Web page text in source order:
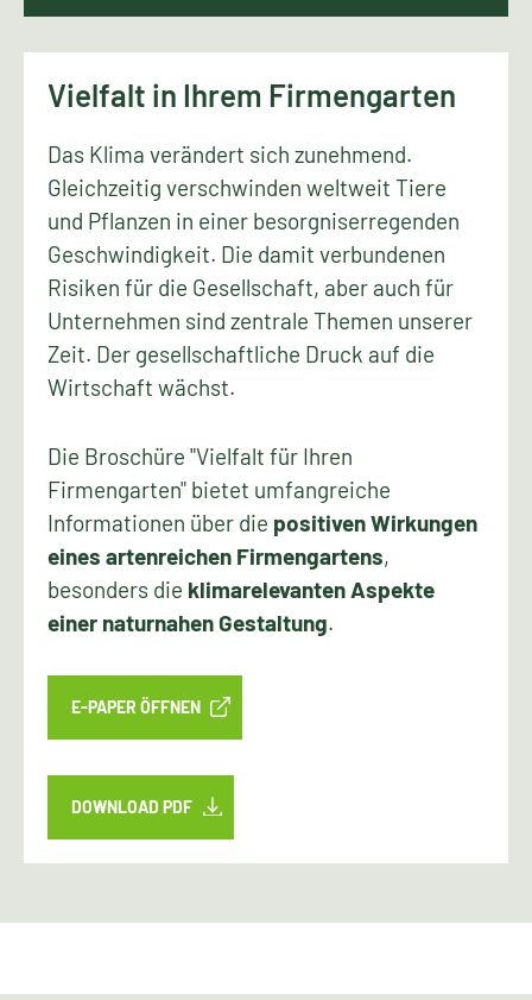
Vielfalt in Ihrem Firmengarten
Das Klima verändert sich zunehmend.
Gleichzeitig verschwinden weltweit Tiere
und Pflanzen in einer besorgniserregenden
Geschwindigkeit. Die damit verbundenen
Risiken für die Gesellschaft, aber auch für
Unternehmen sind zentrale Themen unserer
Zeit. Der gesellschaftliche Druck auf die
Wirtschaft wächst.
Die Broschüre "Vielfalt für Ihren
Firmengarten" bietet umfangreiche
Informationen über die positiven Wirkungen
eines artenreichen Firmengartens,
besonders die klimarelevanten Aspekte
einer naturnahen Gestaltung.
E-PAPER ÖFFNEN
DOWNLOAD PDF